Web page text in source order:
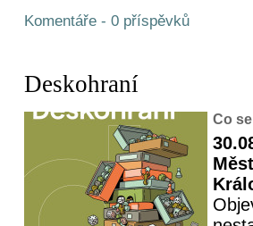
Komentáře - 0 příspěvků
Deskohraní
Co